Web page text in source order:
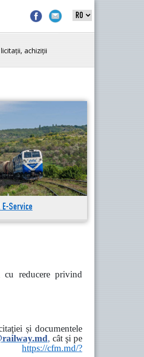
achiziții
Service
cu reducere privind
și documentele
, cât şi pe
https://cfm.md/?